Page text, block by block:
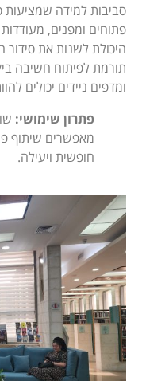
סביבות למידה שמציעות
פתוחים ומפנים,
היכולת לשנות את סידור
תורמת לפיתוח חשיבה
ומדפים ניידים יכולים
פתרון שימושי:
מאפשרים שיתוף
חופשית ויעילה.